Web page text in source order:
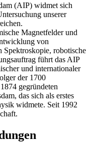
(AIP) widmet sich
unserer
Magnetfelder und
von
Spektroskopie, robotische
führt das AIP
und internationaler
der 1700
gegründeten
das sich als erstes
widmete. Seit 1992